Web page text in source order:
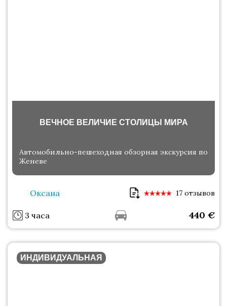
ВЕЧНОЕ ВЕЛИЧИЕ СТОЛИЦЫ МИРА
Автомобильно-пешеходная обзорная экскурсия по
Женеве
Оксана 17 отзывов
3 часа 440 €
ИНДИВИДУАЛЬНАЯ